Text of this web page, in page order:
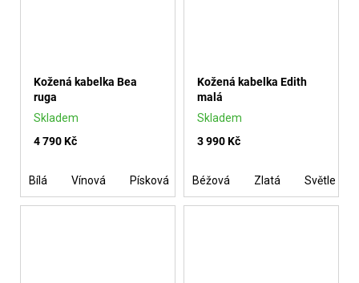
Kožená kabelka Bea
ruga
Skladem
4 790 Kč
Bílá Vínová Písková Malinová Tmavě hnědá
Kožená kabelka Edith
malá
Skladem
3 990 Kč
Béžová Zlatá Světle